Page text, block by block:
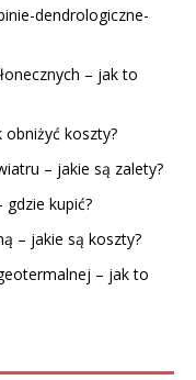
dendrologiczne-
– jak to
koszty?
– jakie są zalety?
kupić?
– jakie są koszty?
– jak to